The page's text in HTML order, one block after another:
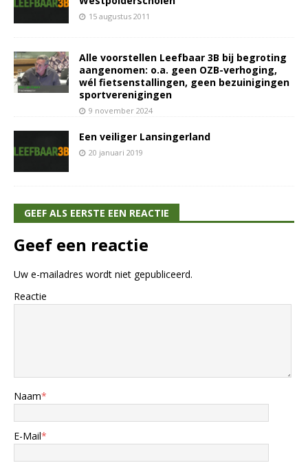
15 augustus 2011
Alle voorstellen Leefbaar 3B bij begroting
aangenomen: o.a. geen OZB-verhoging,
wél fietsenstallingen, geen bezuinigingen
sportverenigingen
9 november 2024
Een veiliger Lansingerland
20 januari 2019
GEEF ALS EERSTE EEN REACTIE
Geef een reactie
Uw e-mailadres wordt niet gepubliceerd.
Reactie
Naam*
E-Mail*